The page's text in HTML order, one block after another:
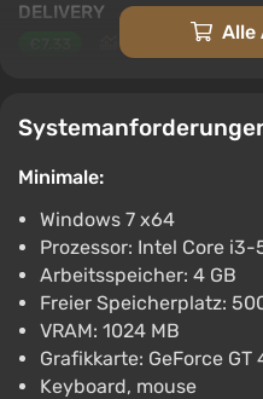
DELIVERY
Unterstützung bei VGTimes
In Stars and Time
€7.37
ggsel 4.2457 Bewertungen
Unterstützung bei VGTimes
In Stars And Time Steam
WORLD / AUTO
Alle
Minimale:
Windows 7 x64
Prozessor: Intel Core i3-
Arbeitsspeicher: 4 GB
Freier Speicherplatz:
VRAM: 1024 MB
Grafikkarte: GeForce GT
Keyboard, mouse